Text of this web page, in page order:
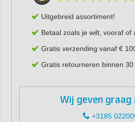
Uitgebreid assortiment!
Betaal zoals je wilt, vooraf of
Gratis verzending vanaf €
Gratis retourneren binnen 30
Wij geven graag
+3185